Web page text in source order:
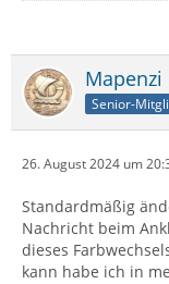
Mapenzi
Senior-
26. August 2024 um
Standardmäßig
Nachricht beim
dieses
kann habe ich in